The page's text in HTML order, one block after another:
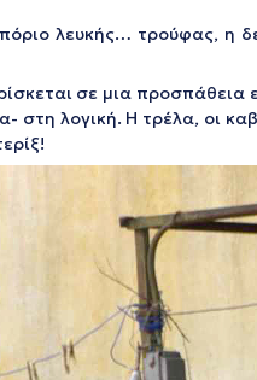
λευκής… τρούφας, η
σε μια
στη λογική. Η τρέλα, οι